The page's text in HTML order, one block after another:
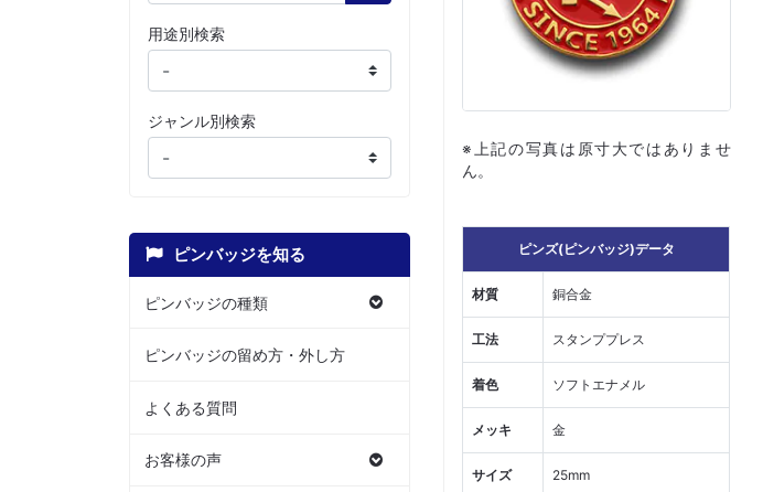
用途別検索
ジャンル別検索
ピンバッジを知る
ピンバッジの種類
ピンバッジの留め方・外し方
よくある質問
お客様の声
※上記の写真は原寸大ではありませ
ん。
ピンズ(ピンバッジ)データ
材質 銅合金
工法 スタンププレス
着色 ソフトエナメル
メッキ 金
サイズ 25mm